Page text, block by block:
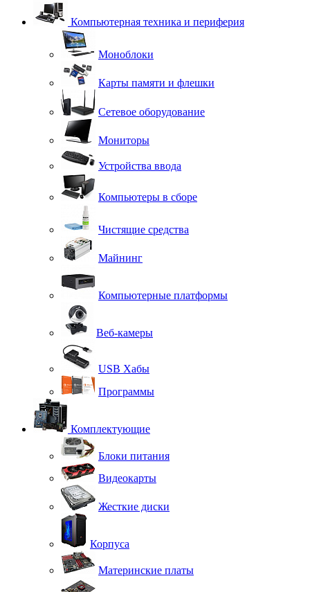
Компьютерная техника и периферия
Моноблоки
Карты памяти и флешки
Сетевое оборудование
Мониторы
Устройства ввода
Компьютеры в сборе
Чистящие средства
Майнинг
Компьютерные платформы
Веб-камеры
USB Хабы
Программы
Комплектующие
Блоки питания
Видеокарты
Жесткие диски
Корпуса
Материнские платы